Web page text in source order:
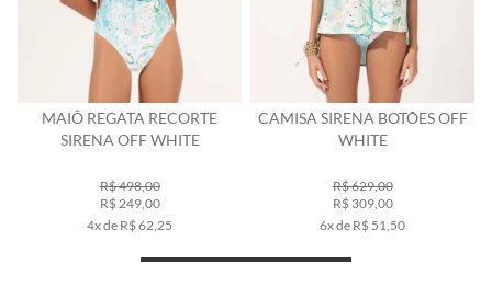
MAIÔ REGATA RECORTE
SIRENA OFF WHITE
R$ 498,00
R$ 249,00
4x de R$ 62,25
CAMISA SIRENA BOTÕES OFF
WHITE
R$ 629,00
R$ 309,00
6x de R$ 51,50